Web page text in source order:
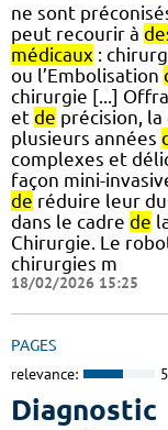
ne sont
peut recourir à
médicaux :
ou l’Embolisation
chirurgie [...]
et de précision,
plusieurs années
complexes et
façon mini-
de réduire leur
dans le cadre de
Chirurgie. Le
chirurgies m
18/02/2026 15:25
PAGES
relevance:
Diagnostic